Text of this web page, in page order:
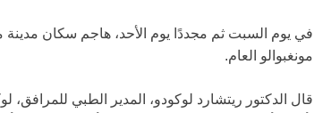
في يوم السبت ثم مجددًا يوم الأحد، هاجم سكان مدينة
مونغبوالو العام.